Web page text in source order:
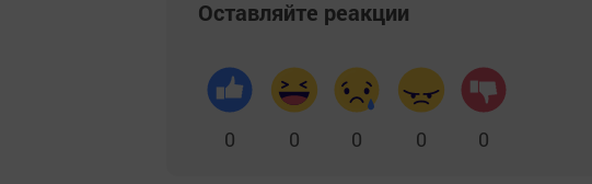
Оставляйте реакции
0 0 0 0 0